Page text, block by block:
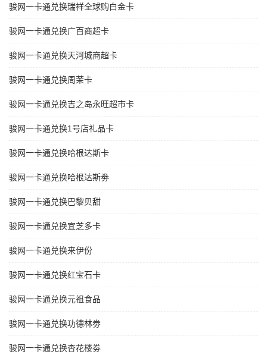
骏网一卡通兑换瑞祥全球购白金卡
骏网一卡通兑换广百商超卡
骏网一卡通兑换天河城商超卡
骏网一卡通兑换周茉卡
骏网一卡通兑换吉之岛永旺超市卡
骏网一卡通兑换1号店礼品卡
骏网一卡通兑换哈根达斯卡
骏网一卡通兑换哈根达斯劵
骏网一卡通兑换巴黎贝甜
骏网一卡通兑换宜芝多卡
骏网一卡通兑换来伊份
骏网一卡通兑换红宝石卡
骏网一卡通兑换元祖食品
骏网一卡通兑换功德林劵
骏网一卡通兑换杏花楼劵